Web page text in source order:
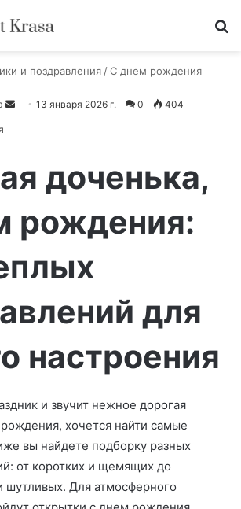
и поздравления /С днем рождения
а
с
м
о
13 января 2026 г. 0 404
доченька,
рождения:
для
настроения
и звучит нежное дорогая
хочется найти самые
вы найдете подборку разных
от коротких и щемящих до
шутливых. Для атмосферного